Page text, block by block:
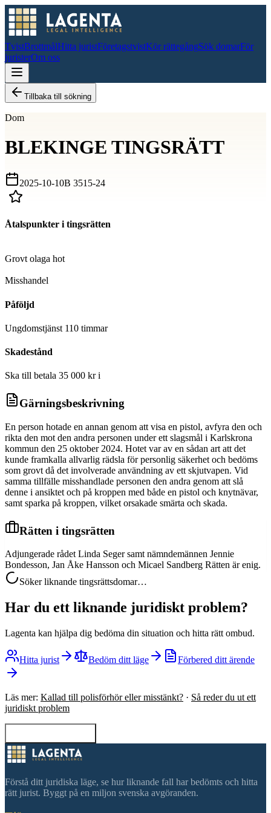
TvistBrottmålHitta juristFöretagstvistKör rättegångSök domarFör
juristerOm oss
Tillbaka till sökning
Dom
BLEKINGE TINGSRÄTT
2025-10-10B 3515-24
Åtalspunkter i tingsrätten
Grovt olaga hot
Misshandel
Påföljd
Ungdomstjänst 110 timmar
Skadestånd
Ska till betala 35 000 kr i
Gärningsbeskrivning
En person hotade en annan genom att visa en pistol, avfyra den och
rikta den mot den andra personen under ett slagsmål i Karlskrona
kommun den 25 oktober 2024. Hotet var av en sådan art att det
kunde framkalla allvarlig rädsla för personlig säkerhet och bedöms
som grovt då det involverade användning av ett skjutvapen. Vid
samma tillfälle misshandlade personen den andra genom att slå
denne i ansiktet och på kroppen med både en pistol och knytnävar,
samt sparka på kroppen, vilket orsakade smärta och skada.
Rätten i tingsrätten
Adjungerade rådet Linda Seger samt nämndemännen Jennie
Bondesson, Jan Åke Hansson och Micael Sandberg Rätten är enig.
Söker liknande tingsrättsdomar…
Har du ett liknande juridiskt problem?
Lagenta kan hjälpa dig bedöma din situation och hitta rätt ombud.
Hitta jurist Bedöm ditt läge Förbered ditt ärende
Läs mer: Kallad till polisförhör eller misstänkt? · Så reder du ut ett
juridiskt problem
Förstå ditt juridiska läge, se hur liknande fall har bedömts och hitta
rätt jurist. Byggt på en miljon svenska avgöranden.